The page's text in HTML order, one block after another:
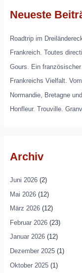
Neueste
Roadtrip im
Frankreich. Toutes
Gours. Ein
Frankreichs Vielfalt.
Normandie, Bretagne
Honfleur. Trouville.
Archiv
Juni 2026(2)
Mai 2026(12)
März 2026(12)
Februar 2026(23)
Januar 2026(12)
Dezember 2025(1)
Oktober 2025(1)